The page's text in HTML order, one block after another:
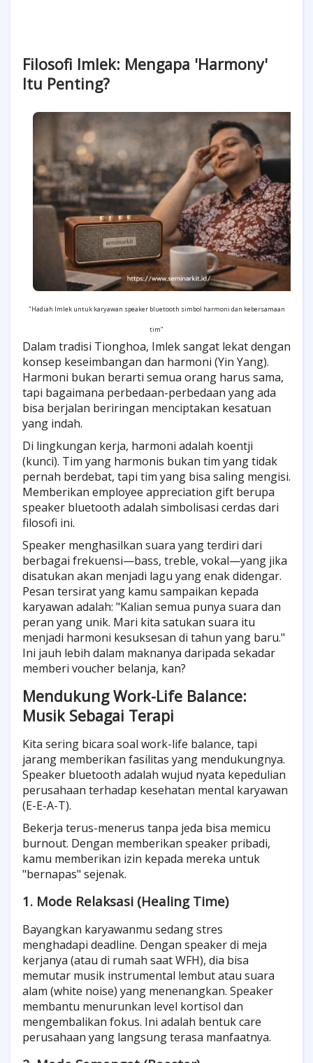
Filosofi Imlek: Mengapa 'Harmony'
Itu Penting?
"Hadiah Imlek untuk karyawan speaker bluetooth simbol harmoni dan kebersamaan
tim"
Dalam tradisi Tionghoa, Imlek sangat lekat dengan
konsep keseimbangan dan harmoni (Yin Yang).
Harmoni bukan berarti semua orang harus sama,
tapi bagaimana perbedaan-perbedaan yang ada
bisa berjalan beriringan menciptakan kesatuan
yang indah.
Di lingkungan kerja, harmoni adalah koentji
(kunci). Tim yang harmonis bukan tim yang tidak
pernah berdebat, tapi tim yang bisa saling mengisi.
Memberikan employee appreciation gift berupa
speaker bluetooth adalah simbolisasi cerdas dari
filosofi ini.
Speaker menghasilkan suara yang terdiri dari
berbagai frekuensi—bass, treble, vokal—yang jika
disatukan akan menjadi lagu yang enak didengar.
Pesan tersirat yang kamu sampaikan kepada
karyawan adalah: "Kalian semua punya suara dan
peran yang unik. Mari kita satukan suara itu
menjadi harmoni kesuksesan di tahun yang baru."
Ini jauh lebih dalam maknanya daripada sekadar
memberi voucher belanja, kan?
Mendukung Work-Life Balance:
Musik Sebagai Terapi
Kita sering bicara soal work-life balance, tapi
jarang memberikan fasilitas yang mendukungnya.
Speaker bluetooth adalah wujud nyata kepedulian
perusahaan terhadap kesehatan mental karyawan
(E-E-A-T).
Bekerja terus-menerus tanpa jeda bisa memicu
burnout. Dengan memberikan speaker pribadi,
kamu memberikan izin kepada mereka untuk
"bernapas" sejenak.
1. Mode Relaksasi (Healing Time)
Bayangkan karyawanmu sedang stres
menghadapi deadline. Dengan speaker di meja
kerjanya (atau di rumah saat WFH), dia bisa
memutar musik instrumental lembut atau suara
alam (white noise) yang menenangkan. Speaker
membantu menurunkan level kortisol dan
mengembalikan fokus. Ini adalah bentuk care
perusahaan yang langsung terasa manfaatnya.